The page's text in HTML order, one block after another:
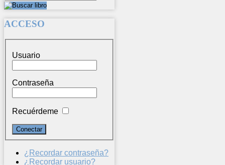
ACCESO
Usuario
Contraseña
Recuérdeme
¿Recordar contraseña?
¿Recordar usuario?